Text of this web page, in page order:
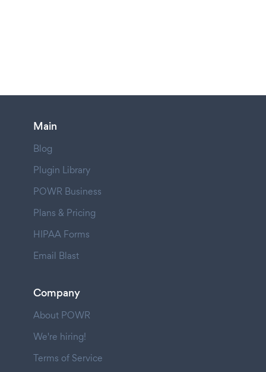
Main
Blog
Plugin Library
POWR Business
Plans & Pricing
HIPAA Forms
Email Blast
Company
About POWR
We're hiring!
Terms of Service